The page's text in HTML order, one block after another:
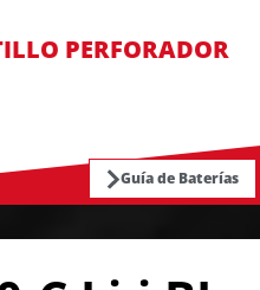
PERFORADOR
Guía de Baterías